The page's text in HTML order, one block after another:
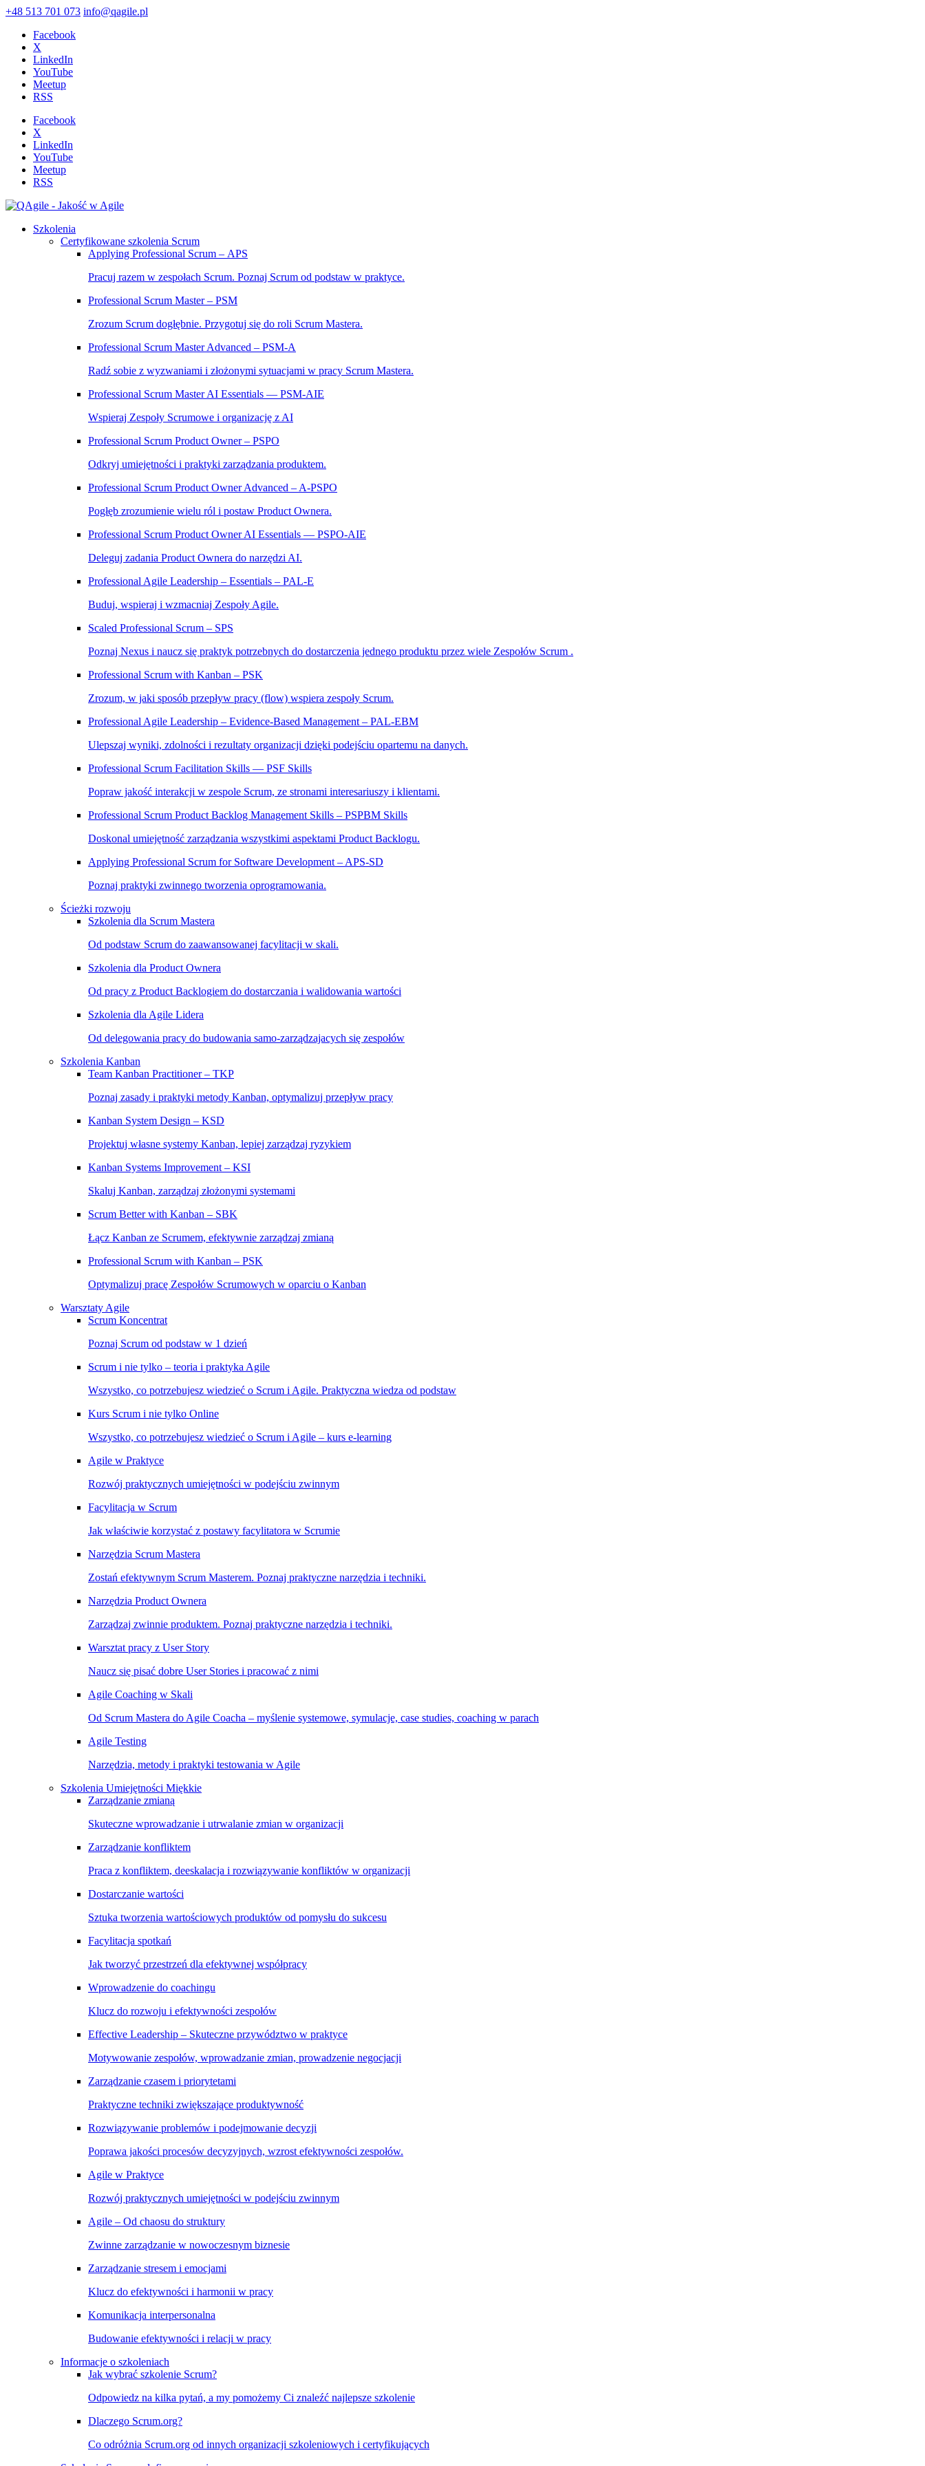
+48 513 701 073 info@qagile.pl
Facebook
X
LinkedIn
YouTube
Meetup
RSS
Facebook
X
LinkedIn
YouTube
Meetup
RSS
Szkolenia
Certyfikowane szkolenia Scrum
Applying Professional Scrum – APS
Pracuj razem w zespołach Scrum. Poznaj Scrum od podstaw w praktyce.
Professional Scrum Master – PSM
Zrozum Scrum dogłębnie. Przygotuj się do roli Scrum Mastera.
Professional Scrum Master Advanced – PSM‑A
Radź sobie z wyzwaniami i złożonymi sytuacjami w pracy Scrum Mastera.
Professional Scrum Master AI Essentials — PSM-AIE
Wspieraj Zespoły Scrumowe i organizację z AI
Professional Scrum Product Owner – PSPO
Odkryj umiejętności i praktyki zarządzania produktem.
Professional Scrum Product Owner Advanced – A‑PSPO
Pogłęb zrozumienie wielu ról i postaw Product Ownera.
Professional Scrum Product Owner AI Essentials — PSPO-AIE
Deleguj zadania Product Ownera do narzędzi AI.
Professional Agile Leadership – Essentials – PAL‑E
Buduj, wspieraj i wzmacniaj Zespoły Agile.
Scaled Professional Scrum – SPS
Poznaj Nexus i naucz się praktyk potrzebnych do dostarczenia jednego produktu przez wiele Zespołów Scrum .
Professional Scrum with Kanban – PSK
Zrozum, w jaki sposób przepływ pracy (flow) wspiera zespoły Scrum.
Professional Agile Leadership – Evidence-Based Management – PAL-EBM
Ulepszaj wyniki, zdolności i rezultaty organizacji dzięki podejściu opartemu na danych.
Professional Scrum Facilitation Skills — PSF Skills
Popraw jakość interakcji w zespole Scrum, ze stronami interesariuszy i klientami.
Professional Scrum Product Backlog Management Skills – PSPBM Skills
Doskonal umiejętność zarządzania wszystkimi aspektami Product Backlogu.
Applying Professional Scrum for Software Development – APS-SD
Poznaj praktyki zwinnego tworzenia oprogramowania.
Ścieżki rozwoju
Szkolenia dla Scrum Mastera
Od podstaw Scrum do zaawansowanej facylitacji w skali.
Szkolenia dla Product Ownera
Od pracy z Product Backlogiem do dostarczania i walidowania wartości
Szkolenia dla Agile Lidera
Od delegowania pracy do budowania samo-zarządzajacych się zespołów
Szkolenia Kanban
Team Kanban Practitioner – TKP
Poznaj zasady i praktyki metody Kanban, optymalizuj przepływ pracy
Kanban System Design – KSD
Projektuj własne systemy Kanban, lepiej zarządzaj ryzykiem
Kanban Systems Improvement – KSI
Skaluj Kanban, zarządzaj złożonymi systemami
Scrum Better with Kanban – SBK
Łącz Kanban ze Scrumem, efektywnie zarządzaj zmianą
Professional Scrum with Kanban – PSK
Optymalizuj pracę Zespołów Scrumowych w oparciu o Kanban
Warsztaty Agile
Scrum Koncentrat
Poznaj Scrum od podstaw w 1 dzień
Scrum i nie tylko – teoria i praktyka Agile
Wszystko, co potrzebujesz wiedzieć o Scrum i Agile. Praktyczna wiedza od podstaw
Kurs Scrum i nie tylko Online
Wszystko, co potrzebujesz wiedzieć o Scrum i Agile – kurs e-learning
Agile w Praktyce
Rozwój praktycznych umiejętności w podejściu zwinnym
Facylitacja w Scrum
Jak właściwie korzystać z postawy facylitatora w Scrumie
Narzędzia Scrum Mastera
Zostań efektywnym Scrum Masterem. Poznaj praktyczne narzędzia i techniki.
Narzędzia Product Ownera
Zarządzaj zwinnie produktem. Poznaj praktyczne narzędzia i techniki.
Warsztat pracy z User Story
Naucz się pisać dobre User Stories i pracować z nimi
Agile Coaching w Skali
Od Scrum Mastera do Agile Coacha – myślenie systemowe, symulacje, case studies, coaching w parach
Agile Testing
Narzędzia, metody i praktyki testowania w Agile
Szkolenia Umiejętności Miękkie
Zarządzanie zmianą
Skuteczne wprowadzanie i utrwalanie zmian w organizacji
Zarządzanie konfliktem
Praca z konfliktem, deeskalacja i rozwiązywanie konfliktów w organizacji
Dostarczanie wartości
Sztuka tworzenia wartościowych produktów od pomysłu do sukcesu
Facylitacja spotkań
Jak tworzyć przestrzeń dla efektywnej współpracy
Wprowadzenie do coachingu
Klucz do rozwoju i efektywności zespołów
Effective Leadership – Skuteczne przywództwo w praktyce
Motywowanie zespołów, wprowadzanie zmian, prowadzenie negocjacji
Zarządzanie czasem i priorytetami
Praktyczne techniki zwiększające produktywność
Rozwiązywanie problemów i podejmowanie decyzji
Poprawa jakości procesów decyzyjnych, wzrost efektywności zespołów.
Agile w Praktyce
Rozwój praktycznych umiejętności w podejściu zwinnym
Agile – Od chaosu do struktury
Zwinne zarządzanie w nowoczesnym biznesie
Zarządzanie stresem i emocjami
Klucz do efektywności i harmonii w pracy
Komunikacja interpersonalna
Budowanie efektywności i relacji w pracy
Informacje o szkoleniach
Jak wybrać szkolenie Scrum?
Odpowiedz na kilka pytań, a my pomożemy Ci znaleźć najlepsze szkolenie
Dlaczego Scrum.org?
Co odróżnia Scrum.org od innych organizacji szkoleniowych i certyfikujących